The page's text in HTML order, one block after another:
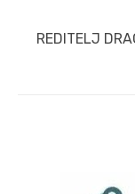
Next
REDITELJ